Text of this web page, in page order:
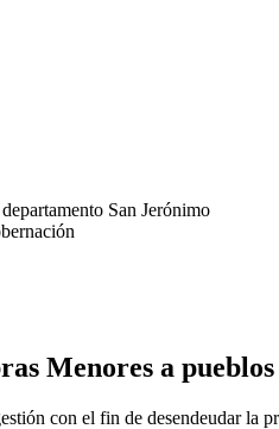
Menores a
con el fin de desendeudar